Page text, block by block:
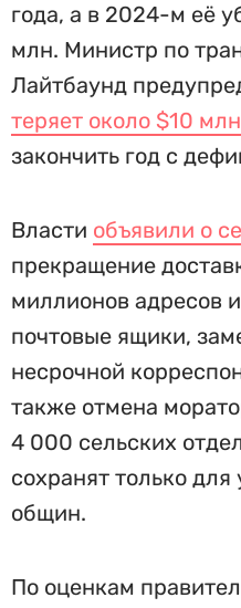
года, а в 2024-м её
млн. Министр по
Лайтбаунд
теряет около $10
закончить год с
Власти объявили о
прекращение
миллионов адресов
почтовые ящики,
несрочной
также отмена
4 000 сельских
сохранят только
общин.
По оценкам